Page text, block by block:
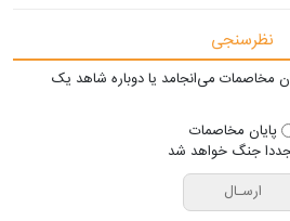
نظرسنجی
مخاصمات می‌انجامد یا دوباره شاهد یک
پایان مخاصمات
جنگ خواهد شد